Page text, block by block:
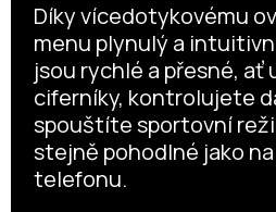
Díky vícedotykovému
menu plynulý a
jsou rychlé a přesné, ať
ciferníky, kontrolujete
spouštíte sportovní
stejně pohodlné jako
telefonu.